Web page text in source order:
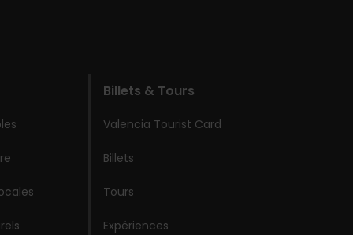
Billets & Tours
Valencia Tourist Card
Billets
Tours
Expériences